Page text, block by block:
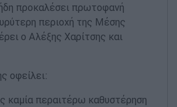
ήδη προκαλέσει πρωτοφανή
περιοχή της Μέσης
ο Αλέξης Χαρίτσης και
οφείλει:
καμία περαιτέρω καθυστέρηση